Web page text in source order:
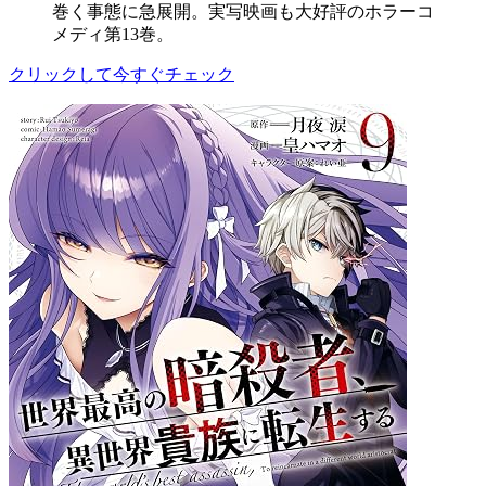
巻く事態に急展開。実写映画も大好評のホラーコ
メディ第13巻。
クリックして今すぐチェック